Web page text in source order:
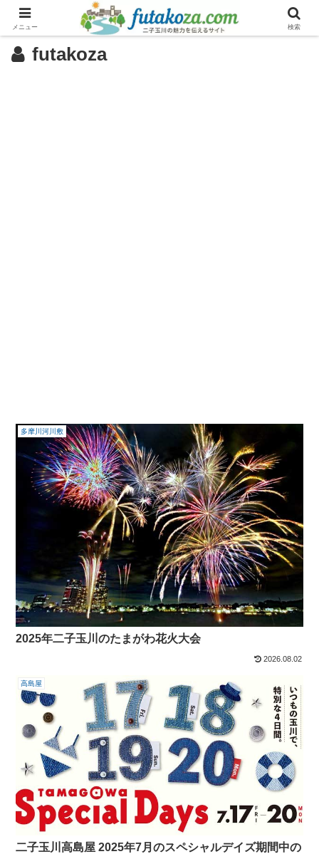
futakoza
多摩川河川敷
2025年二子玉川のたまがわ花火大会
2026.08.02
高島屋
二子玉川高島屋 2025年7月のスペシャルデイズ期間中の
メニュー 検索